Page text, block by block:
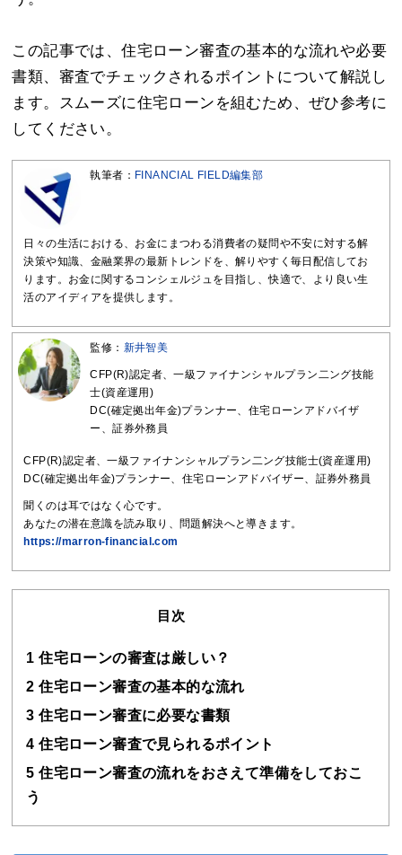
この記事では、住宅ローン審査の基本的な流れや必要
書類、審査でチェックされるポイントについて解説し
ます。スムーズに住宅ローンを組むため、ぜひ参考に
してください。
執筆者： FINANCIAL FIELD編集部
日々の生活における、お金にまつわる消費者の疑問や不安に対する解
決策や知識、金融業界の最新トレンドを、解りやすく毎日配信してお
ります。お金に関するコンシェルジュを目指し、快適で、より良い生
活のアイディアを提供します。
監修： 新井智美
CFP(R)認定者、一級ファイナンシャルプラン二ング技能
士(資産運用)
DC(確定拠出年金)プランナー、住宅ローンアドバイザ
ー、証券外務員
CFP(R)認定者、一級ファイナンシャルプラン二ング技能士(資産運用)
DC(確定拠出年金)プランナー、住宅ローンアドバイザー、証券外務員
聞くのは耳ではなく心です。
あなたの潜在意識を読み取り、問題解決へと導きます。
https://marron-financial.com
目次
1 住宅ローンの審査は厳しい？
2 住宅ローン審査の基本的な流れ
3 住宅ローン審査に必要な書類
4 住宅ローン審査で見られるポイント
5 住宅ローン審査の流れをおさえて準備をしておこ
う